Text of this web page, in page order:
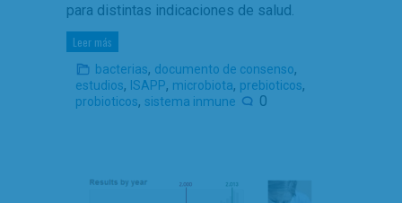
para distintas indicaciones de salud.
Leer más
bacterias, documento de consenso,
estudios, ISAPP, microbiota, prebioticos,
probioticos, sistema inmune 0